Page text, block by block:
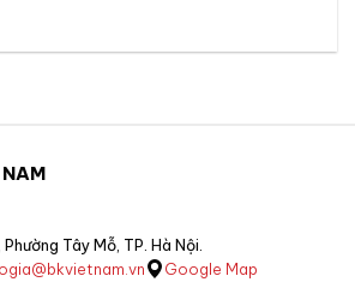
Tây Mỗ, TP. Hà Nội.
Google Map